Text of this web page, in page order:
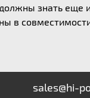
знать еще
в
sales@hi-